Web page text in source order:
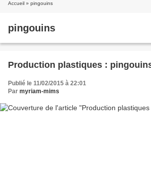
Accueil » pingouins
pingouins
Production plastiques :
Publié le 11/02/2015 à 22:01
Par myriam-mims